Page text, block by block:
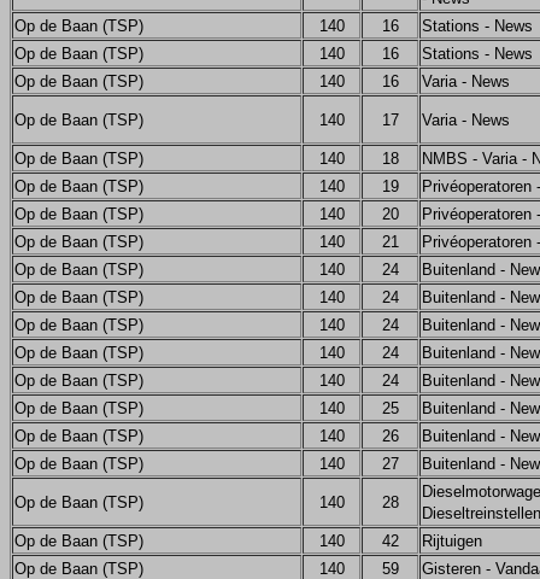
Op de Baan (TSP)
140 16
Stations - News
Op de Baan (TSP)
140 16
Stations - News
Op de Baan (TSP)
140 16 Varia - News
Op de Baan (TSP) 140 17 Varia - News
Op de Baan (TSP) 140 18
NMBS - Varia -
Op de Baan (TSP)
140 19
Privéoperatoren
Op de Baan (TSP)
140 20
Privéoperatoren
Op de Baan (TSP)
140 21
Privéoperatoren
Op de Baan (TSP)
140 24
Buitenland -
Op de Baan (TSP)
140 24
Buitenland -
Op de Baan (TSP)
140 24
Buitenland -
Op de Baan (TSP)
140 24
Buitenland -
Op de Baan (TSP)
140 24
Buitenland -
Op de Baan (TSP)
140 25
Buitenland -
Op de Baan (TSP)
140 26
Buitenland -
Op de Baan (TSP)
140 27 Buitenland -
Op de Baan (TSP) 140 28
Dieseltreinstellen
Op de Baan (TSP)
140 42
Rijtuigen
Op de Baan (TSP)
140 59
Gisteren -